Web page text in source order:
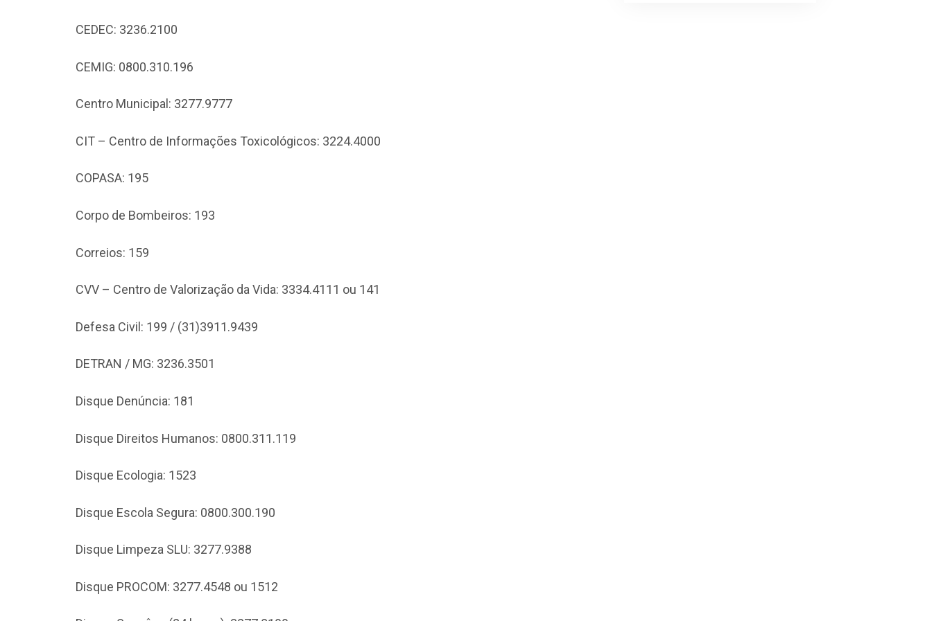
CEDEC: 3236.2100
CEMIG: 0800.310.196
Centro Municipal: 3277.9777
CIT – Centro de Informações Toxicológicos: 3224.4000
COPASA: 195
Corpo de Bombeiros: 193
Correios: 159
CVV – Centro de Valorização da Vida: 3334.4111 ou 141
Defesa Civil: 199 / (31)3911.9439
DETRAN / MG: 3236.3501
Disque Denúncia: 181
Disque Direitos Humanos: 0800.311.119
Disque Ecologia: 1523
Disque Escola Segura: 0800.300.190
Disque Limpeza SLU: 3277.9388
Disque PROCOM: 3277.4548 ou 1512